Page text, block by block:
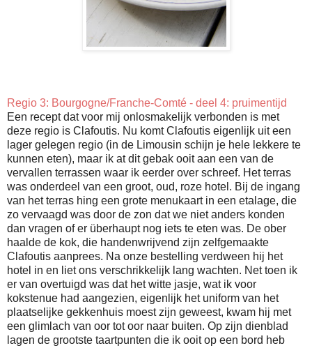
Regio 3: Bourgogne/Franche-Comté - deel 4: pruimentijd
Een recept dat voor mij onlosmakelijk verbonden is met
deze regio is Clafoutis. Nu komt Clafoutis eigenlijk uit een
lager gelegen regio (in de Limousin schijn je hele lekkere te
kunnen eten), maar ik at dit gebak ooit aan een van de
vervallen terrassen waar ik eerder over schreef. Het terras
was onderdeel van een groot, oud, roze hotel. Bij de ingang
van het terras hing een grote menukaart in een etalage, die
zo vervaagd was door de zon dat we niet anders konden
dan vragen of er überhaupt nog iets te eten was. De ober
haalde de kok, die handenwrijvend zijn zelfgemaakte
Clafoutis aanprees. Na onze bestelling verdween hij het
hotel in en liet ons verschrikkelijk lang wachten. Net toen ik
er van overtuigd was dat het witte jasje, wat ik voor
kokstenue had aangezien, eigenlijk het uniform van het
plaatselijke gekkenhuis moest zijn geweest, kwam hij met
een glimlach van oor tot oor naar buiten. Op zijn dienblad
lagen de grootste taartpunten die ik ooit op een bord heb